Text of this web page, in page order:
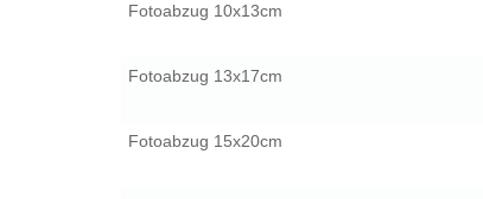
Fotoabzug 10x13cm
Fotoabzug 13x17cm
Fotoabzug 15x20cm